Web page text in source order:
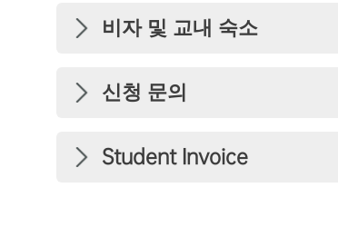
비자 및 교내 숙소
신청 문의
Student Invoice